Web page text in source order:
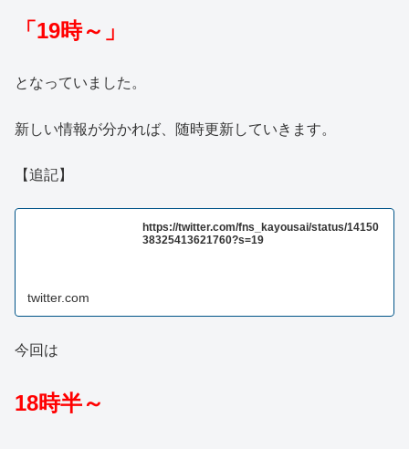
「19時～」
となっていました。
新しい情報が分かれば、随時更新していきます。
【追記】
https://twitter.com/fns_kayousai/status/14150
38325413621760?s=19
twitter.com
今回は
18時半～